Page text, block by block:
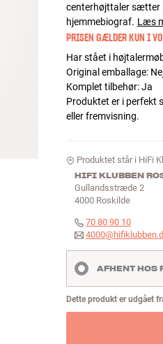
centerhøjttaler sætter
hjemmebiograf. Læs
PRISEN GÆLDER KUN I
Har stået i
Original emballage:
Komplet tilbehør:Ja
Produktet er i perfekt
eller fremvisning.
Produktet står i HiFi
HIFI KLUBBEN
Gullandsstræde 2
4000 Roskilde
70 80 90 10
AFHENT HOS
Dette produkt er udgået